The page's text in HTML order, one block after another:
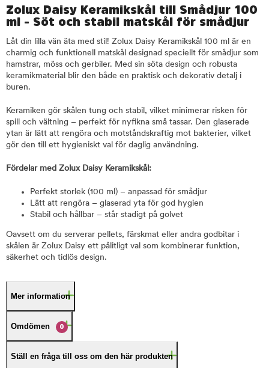
Zolux Daisy Keramikskål till Smådjur 100
ml - Söt och stabil matskål för smådjur
Låt din lilla vän äta med stil! Zolux Daisy Keramikskål 100 ml är en
charmig och funktionell matskål designad speciellt för smådjur som
hamstrar, möss och gerbiler. Med sin söta design och robusta
keramikmaterial blir den både en praktisk och dekorativ detalj i
buren.
Keramiken gör skålen tung och stabil, vilket minimerar risken för
spill och vältning – perfekt för nyfikna små tassar. Den glaserade
ytan är lätt att rengöra och motståndskraftig mot bakterier, vilket
gör den till ett hygieniskt val för daglig användning.
Fördelar med Zolux Daisy Keramikskål:
Perfekt storlek (100 ml) – anpassad för smådjur
Lätt att rengöra – glaserad yta för god hygien
Stabil och hållbar – står stadigt på golvet
Oavsett om du serverar pellets, färskmat eller andra godbitar i
skålen är Zolux Daisy ett pålitligt val som kombinerar funktion,
säkerhet och tidlös design.
Mer information
Omdömen 0
Ställ en fråga till oss om den här produkten